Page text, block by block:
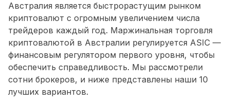
Австралия является быстрорастущим рынком
криптовалют с огромным увеличением числа
трейдеров каждый год. Маржинальная торговля
криптовалютой в Австралии регулируется ASIC —
финансовым регулятором первого уровня, чтобы
обеспечить справедливость. Мы рассмотрели
сотни брокеров, и ниже представлены наши 10
лучших вариантов.